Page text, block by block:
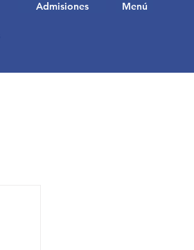
Menú
Admisiones